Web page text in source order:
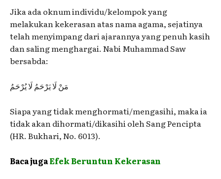
Jika ada oknum individu/kelompok yang
melakukan kekerasan atas nama agama, sejatinya
telah menyimpang dari ajarannya yang penuh kasih
dan saling menghargai. Nabi Muhammad Saw
bersabda:
Siapa yang tidak menghormati/mengasihi, maka ia
tidak akan dihormati/dikasihi oleh Sang Pencipta
(HR. Bukhari, No. 6013).
Baca jugaEfek Beruntun Kekerasan